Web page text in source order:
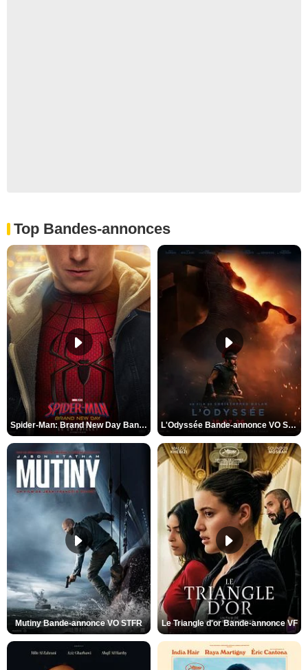
Top Bandes-annonces
Spider-Man: Brand New Day Bande-annonce VO STFR L'Odyssée Bande-annonce VO STFR
Mutiny Bande-annonce VO STFR Le Triangle d'or Bande-annonce VF